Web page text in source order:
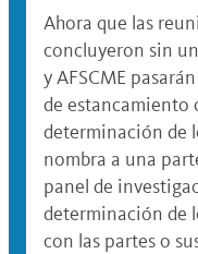
Ahora que las
concluyeron sin
y AFSCME
de estancamiento
determinación de
nombra a una
panel de
determinación de
con las partes o